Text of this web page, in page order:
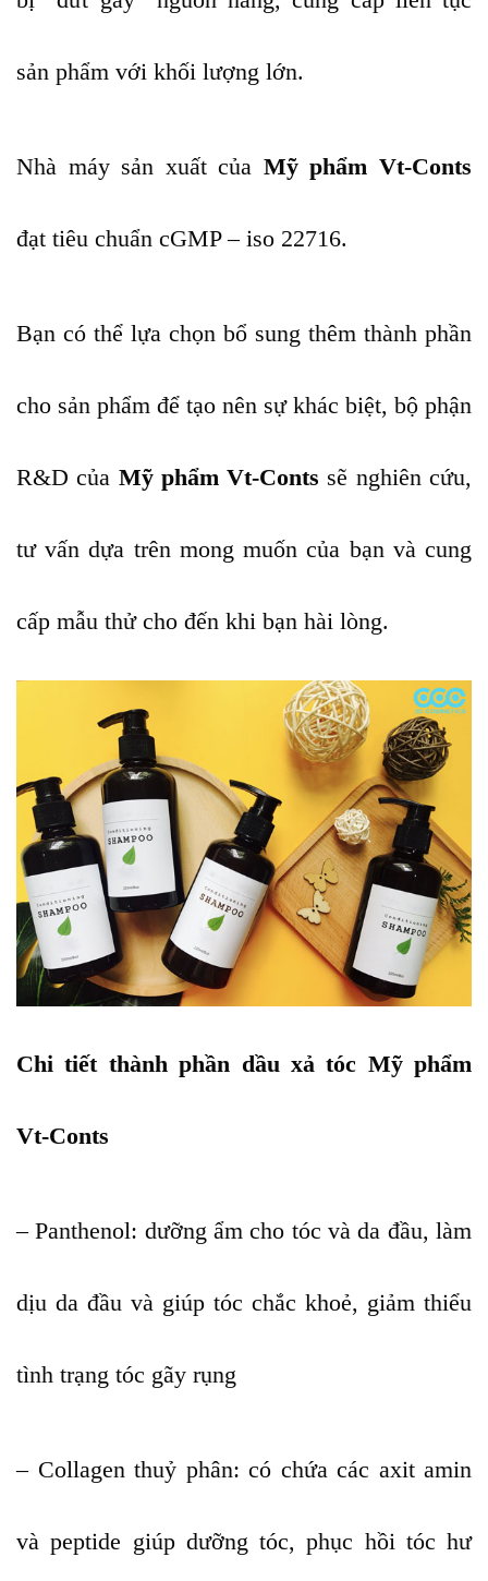
sản phẩm với khối lượng lớn.
Nhà máy sản xuất của Mỹ phẩm Vt-Conts
đạt tiêu chuẩn cGMP – iso 22716.
Bạn có thể lựa chọn bổ sung thêm thành phần
cho sản phẩm để tạo nên sự khác biệt, bộ phận
R&D của Mỹ phẩm Vt-Conts sẽ nghiên cứu,
tư vấn dựa trên mong muốn của bạn và cung
cấp mẫu thử cho đến khi bạn hài lòng.
Chi tiết thành phần dầu xả tóc Mỹ phẩm
Vt-Conts
– Panthenol: dưỡng ẩm cho tóc và da đầu, làm
dịu da đầu và giúp tóc chắc khoẻ, giảm thiểu
tình trạng tóc gãy rụng
– Collagen thuỷ phân: có chứa các axit amin
và peptide giúp dưỡng tóc, phục hồi tóc hư